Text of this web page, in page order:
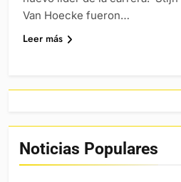
Van Hoecke fueron…
Leer más
Noticias Populares